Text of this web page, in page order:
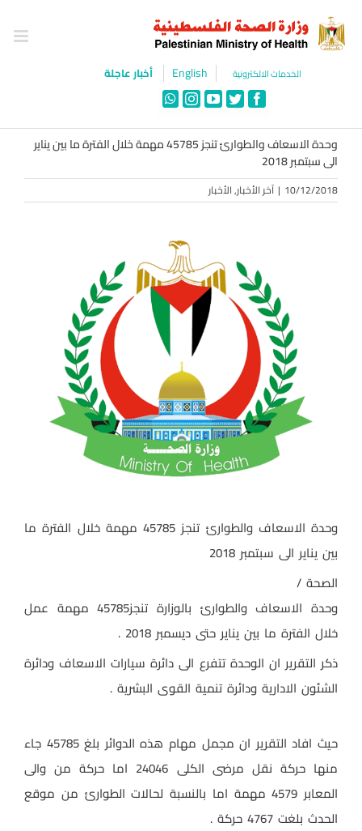
content
الخدمات الالكترونية English أخبار عاجلة
Facebook
Twitter
YouTube
Instagram
WhatsApp
وحدة الاسعاف والطوارئ تنجز 45785 مهمة خلال الفترة ما بين يناير
الى سبتمبر 2018
10/12/2018
| آخر الأخبار,الأخبار
وحدة الاسعاف والطوارئ تنجز 45785 مهمة خلال الفترة ما
بين يناير الى سبتمبر 2018
الصحة /
وحدة الاسعاف والطوارئ بالوزارة تنجز45785 مهمة عمل
خلال الفترة ما بين يناير حتى ديسمبر 2018 .
ذكر التقرير ان الوحدة تتفرع الى دائرة سيارات الاسعاف ودائرة
الشئون الادارية ودائرة تنمية القوى البشرية .
حيث افاد التقرير ان مجمل مهام هذه الدوائر بلغ 45785 جاء
منها حركة نقل مرضى الكلى 24046 اما حركة من والى
المعابر 4579 مهمة اما بالنسبة لحالات الطوارئ من موقع
الحدث بلغت 4767 حركة .